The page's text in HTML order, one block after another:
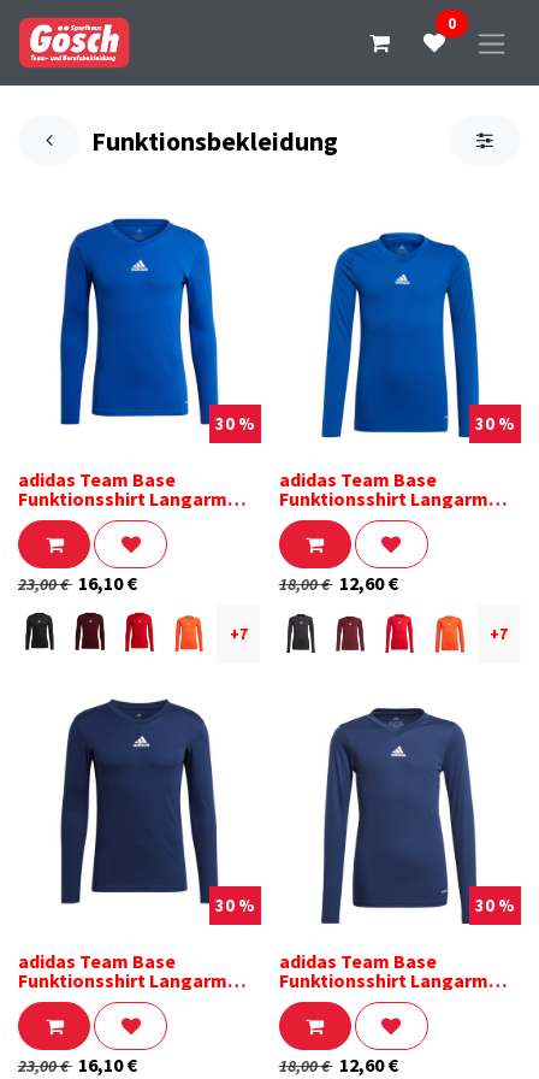
0
Funktionsbekleidung
adidas Team Base
Funktionsshirt Langarm
blau
30 %
23,00€ 16,10€
+7
adidas Team Base
Funktionsshirt Langarm
blau Kinder
30 %
18,00€ 12,60€
+7
adidas Team Base
Funktionsshirt Langarm
dunkelblau
30 %
23,00€ 16,10€
adidas Team Base
Funktionsshirt Langarm
dunkelblau Kinder
30 %
18,00€ 12,60€